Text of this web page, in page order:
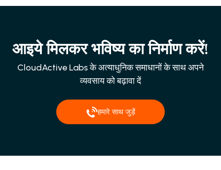
आइये मिलकर भविष्य का निर्माण करें!
CloudActive Labs के अत्याधुनिक समाधानों के साथ अपने
व्यवसाय को बढ़ावा दें
हमारे साथ जुड़ें